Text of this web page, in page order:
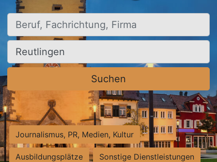
Beruf, Fachrichtung, Firma
Ort, Stadt
Suchen
Journalismus, PR, Medien, Kultur
Ausbildungsplätze Sonstige Dienstleistungen